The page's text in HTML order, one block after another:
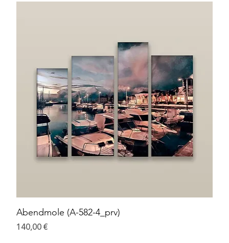
Abendmole (A-582-4_prv)
Preis
140,00 €